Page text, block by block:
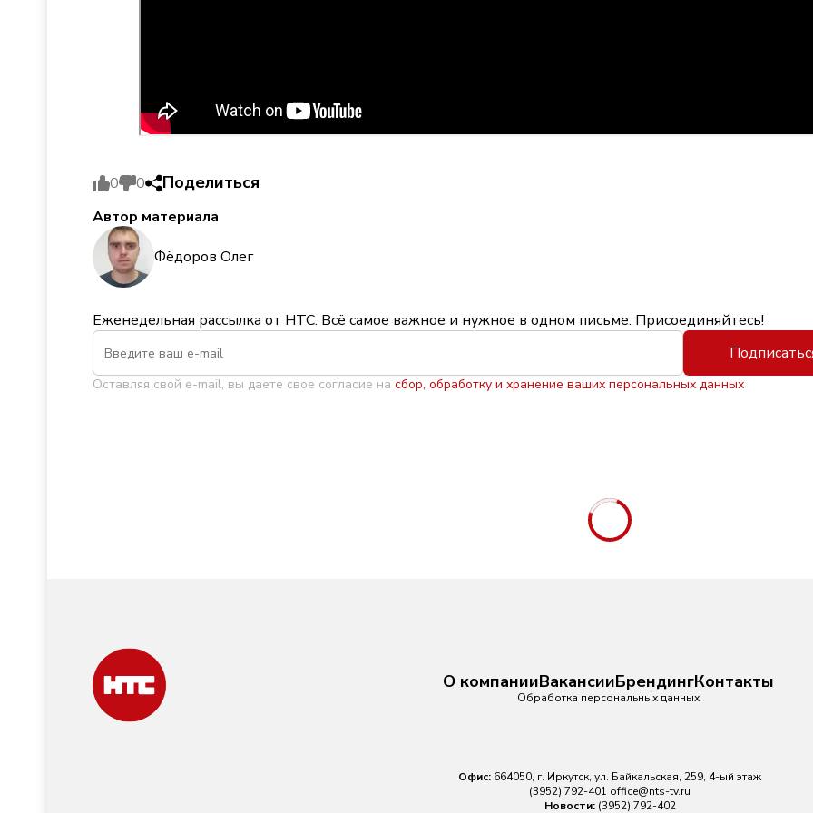
0 0 Поделиться
Автор материала
Фёдоров Олег
Еженедельная рассылка от НТС. Всё самое важное и нужное в одном письме. Присоединяйтесь!
Оставляя свой e-mail, вы даете свое согласие на сбор, обработку и хранение ваших персональных данных
О компанииВакансииБрендингКонтакты
Обработка персональных данных
Офис: 664050, г. Иркутск, ул. Байкальская, 259, 4-ый этаж
(3952) 792-401 office@nts-tv.ru
Новости: (3952) 792-402